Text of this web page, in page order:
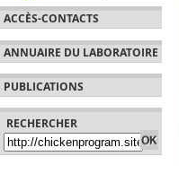
ACCÈS-CONTACTS
ANNUAIRE DU LABORATOIRE
PUBLICATIONS
RECHERCHER